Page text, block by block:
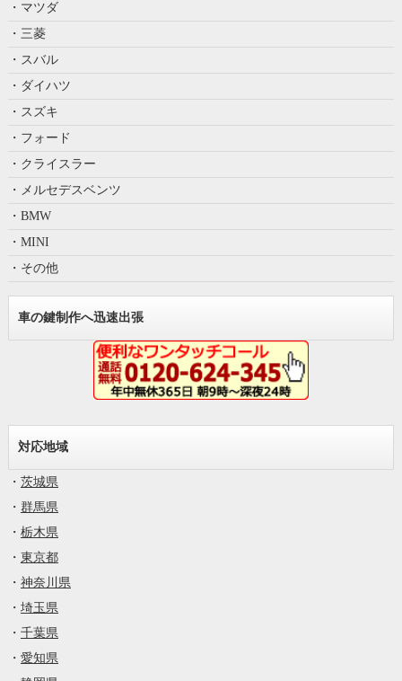
・マツダ
・三菱
・スバル
・ダイハツ
・スズキ
・フォード
・クライスラー
・メルセデスベンツ
・BMW
・MINI
・その他
車の鍵制作へ迅速出張
対応地域
・ 茨城県
・ 群馬県
・ 栃木県
・ 東京都
・ 神奈川県
・ 埼玉県
・ 千葉県
・ 愛知県